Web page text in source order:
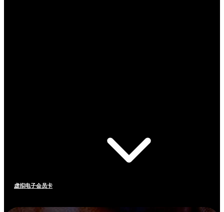
虚拟电子会员卡